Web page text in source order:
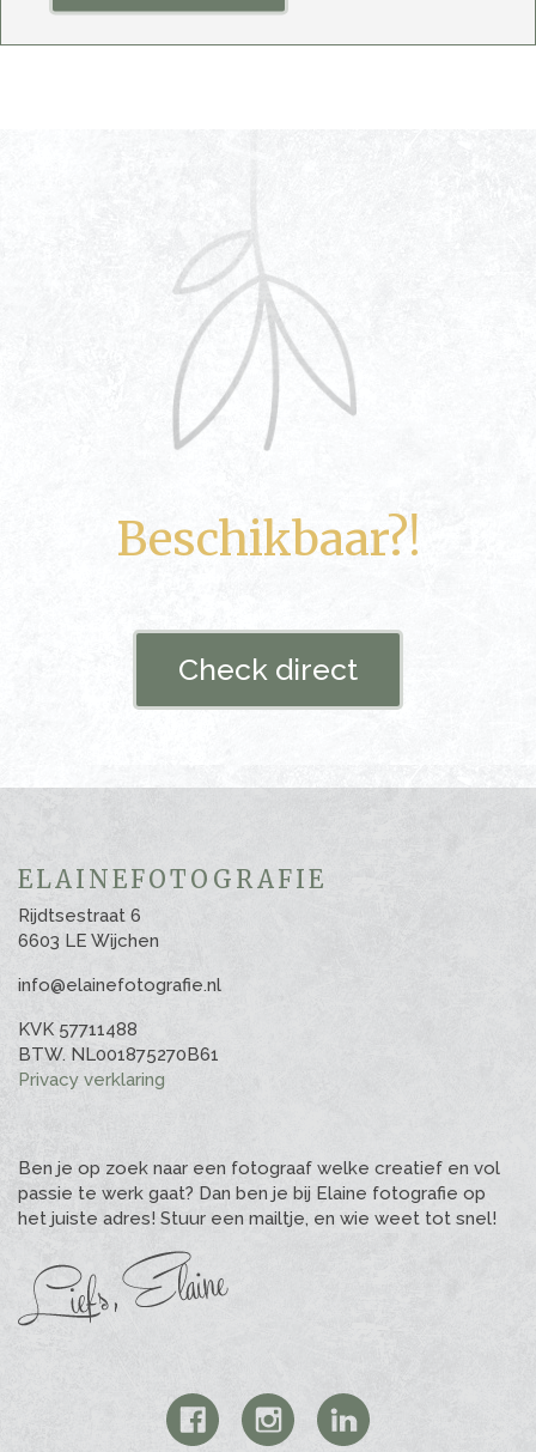
Beschikbaar?!
Check direct
ELAINEFOTOGRAFIE
Rijdtsestraat 6
6603 LE Wijchen
info@elainefotografie.nl
KVK 57711488
BTW. NL001875270B61
Privacy verklaring
Ben je op zoek naar een fotograaf welke creatief en vol
passie te werk gaat? Dan ben je bij Elaine fotografie op
het juiste adres! Stuur een mailtje, en wie weet tot snel!